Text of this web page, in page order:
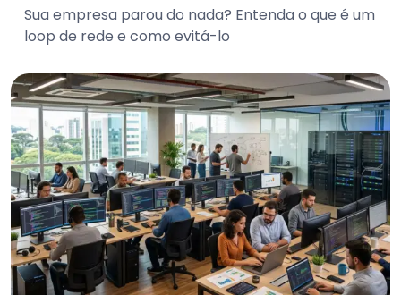
Sua empresa parou do nada? Entenda o que é um
loop de rede e como evitá-lo